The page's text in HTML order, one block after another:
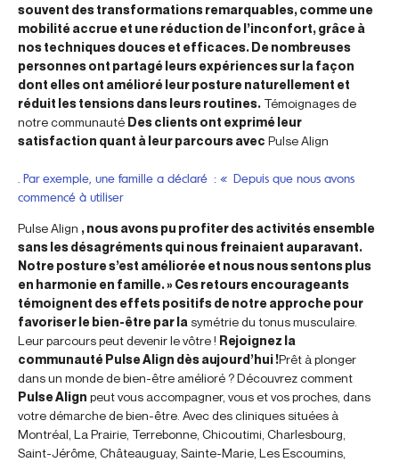
souvent des transformations remarquables, comme une
mobilité accrue et une réduction de l’inconfort, grâce à
nos techniques douces et efficaces. De nombreuses
personnes ont partagé leurs expériences sur la façon
dont elles ont amélioré leur posture naturellement et
réduit les tensions dans leurs routines. Témoignages de
notre communauté Des clients ont exprimé leur
satisfaction quant à leur parcours avec Pulse Align
. Par exemple, une famille a déclaré : « Depuis que nous avons
commencé à utiliser
Pulse Align , nous avons pu profiter des activités ensemble
sans les désagréments qui nous freinaient auparavant.
Notre posture s’est améliorée et nous nous sentons plus
en harmonie en famille. » Ces retours encourageants
témoignent des effets positifs de notre approche pour
favoriser le bien-être par la symétrie du tonus musculaire.
Leur parcours peut devenir le vôtre ! Rejoignez la
communauté Pulse Align dès aujourd’hui !Prêt à plonger
dans un monde de bien-être amélioré ? Découvrez comment
Pulse Align peut vous accompagner, vous et vos proches, dans
votre démarche de bien-être. Avec des cliniques situées à
Montréal, La Prairie, Terrebonne, Chicoutimi, Charlesbourg,
Saint-Jérôme, Châteauguay, Sainte-Marie, Les Escoumins,